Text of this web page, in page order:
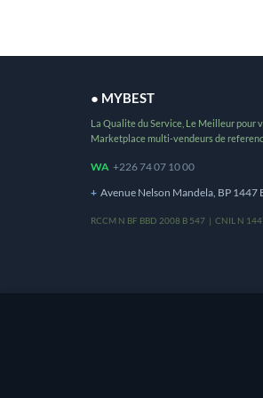
● MYBEST
La Qualite du Service, Le Meilleur pour
Marketplace multi-vendeurs de
WA +226 74 07 10 00
+ Avenue Nelson Mandela, BP 1447
RCCM N BF BBD 2008 B 547 | CNIL N